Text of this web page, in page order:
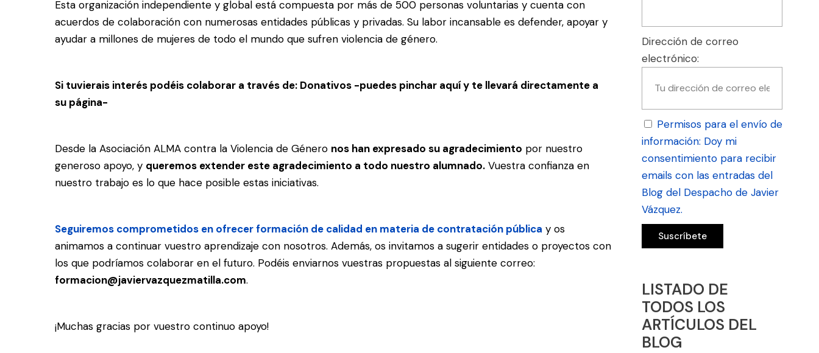
Esta organización independiente y global está compuesta por más de 500 personas voluntarias y cuenta con
acuerdos de colaboración con numerosas entidades públicas y privadas. Su labor incansable es defender, apoyar y
ayudar a millones de mujeres de todo el mundo que sufren violencia de género.
Si tuvierais interés podéis colaborar a través de: Donativos -puedes pinchar aquí y te llevará directamente a
su página-
Desde la Asociación ALMA contra la Violencia de Género nos han expresado su agradecimiento por nuestro
generoso apoyo, y queremos extender este agradecimiento a todo nuestro alumnado. Vuestra confianza en
nuestro trabajo es lo que hace posible estas iniciativas.
Seguiremos comprometidos en ofrecer formación de calidad en materia de contratación pública y os
animamos a continuar vuestro aprendizaje con nosotros. Además, os invitamos a sugerir entidades o proyectos con
los que podríamos colaborar en el futuro. Podéis enviarnos vuestras propuestas al siguiente correo:
formacion@javiervazquezmatilla.com.
¡Muchas gracias por vuestro continuo apoyo!
Dirección de correo
electrónico:
Permisos para el envío de
información: Doy mi
consentimiento para recibir
emails con las entradas del
Blog del Despacho de Javier
Vázquez.
LISTADO DE
TODOS LOS
ARTÍCULOS DEL
BLOG